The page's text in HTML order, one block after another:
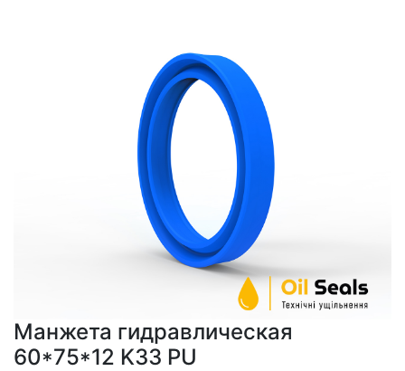
Манжета гидравлическая
60*75*12 K33 PU